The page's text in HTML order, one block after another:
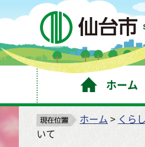
ホーム
ホーム > くら
いて